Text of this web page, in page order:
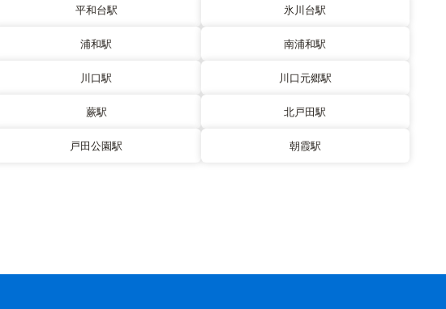
平和台駅 氷川台駅
浦和駅 南浦和駅
川口駅 川口元郷駅
蕨駅 北戸田駅
戸田公園駅 朝霞駅